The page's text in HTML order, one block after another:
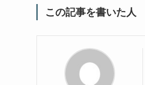
この記事を書いた人